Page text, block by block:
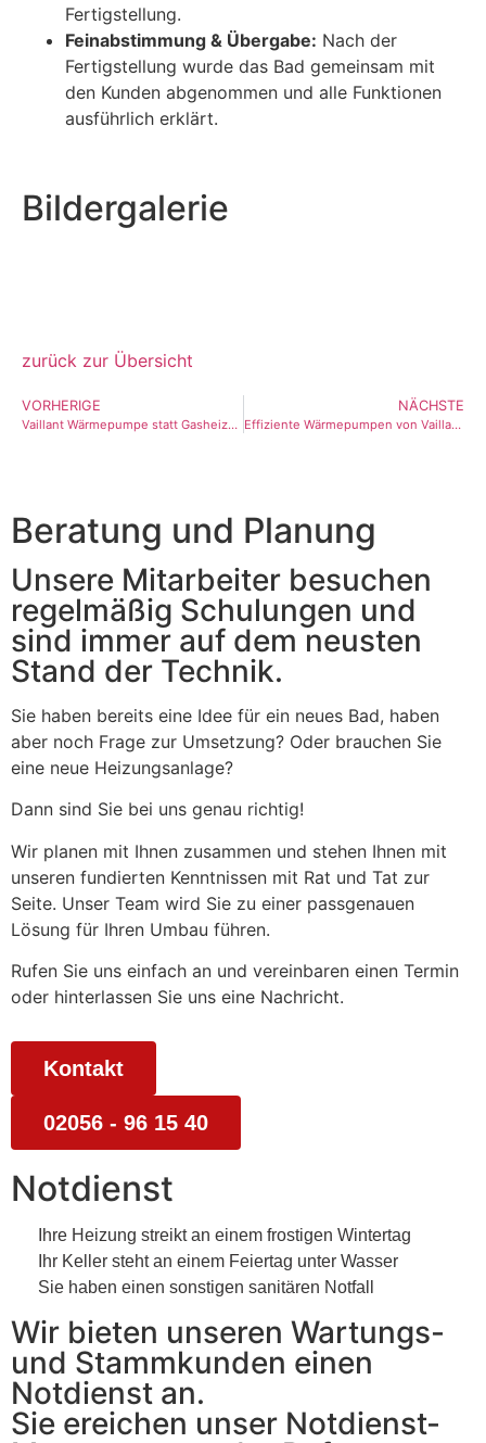
Fertigstellung.
Feinabstimmung & Übergabe: Nach der
Fertigstellung wurde das Bad gemeinsam mit
den Kunden abgenommen und alle Funktionen
ausführlich erklärt.
Bildergalerie
zurück zur Übersicht
VORHERIGE
Vaillant Wärmepumpe statt Gasheizung in Heiligenhaus mit Umstellung der Dachheizzentrale
NÄCHSTE
Effiziente Wärmepumpen von Vaillant als Kaskadenlösung für ein Mehrfamilienhaus in Heiligenhaus
Beratung und Planung
Unsere Mitarbeiter besuchen
regelmäßig Schulungen und
sind immer auf dem neusten
Stand der Technik.
Sie haben bereits eine Idee für ein neues Bad, haben
aber noch Frage zur Umsetzung? Oder brauchen Sie
eine neue Heizungsanlage?
Dann sind Sie bei uns genau richtig!
Wir planen mit Ihnen zusammen und stehen Ihnen mit
unseren fundierten Kenntnissen mit Rat und Tat zur
Seite. Unser Team wird Sie zu einer passgenauen
Lösung für Ihren Umbau führen.
Rufen Sie uns einfach an und vereinbaren einen Termin
oder hinterlassen Sie uns eine Nachricht.
Kontakt
02056 - 96 15 40
Notdienst
Ihre Heizung streikt an einem frostigen Wintertag
Ihr Keller steht an einem Feiertag unter Wasser
Sie haben einen sonstigen sanitären Notfall
Wir bieten unseren Wartungs-
und Stammkunden einen
Notdienst an.
Sie ereichen unser Notdienst-